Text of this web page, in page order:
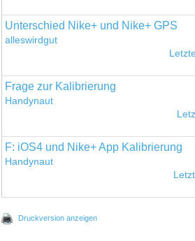
Unterschied Nike+ und Nike+ GPS
alleswirdgut
Frage zur Kalibrierung
Handynaut
F: iOS4 und Nike+ App Kalibrierung
Handynaut
Druckversion anzeigen